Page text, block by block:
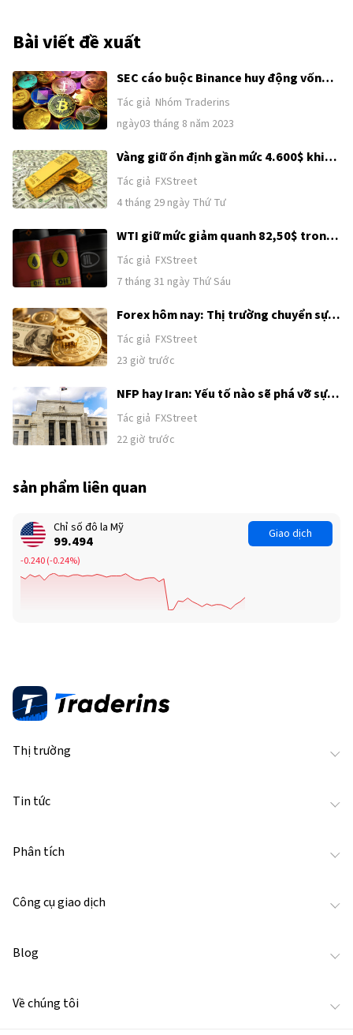
Bài viết đề xuất
SEC cáo buộc Binance huy động vốn
trái phép, thị trường Crypto chao đảo
đầu tuần
Tác giả Nhóm Traderins
ngày03 tháng 8 năm 2023
Vàng giữ ổn định gần mức 4.600$ khi
quyết định lãi suất của Fed sắp công
bố
Tác giả FXStreet
4 tháng 29 ngày Thứ Tư
WTI giữ mức giảm quanh 82,50$ trong
bối cảnh hy vọng ngoại giao Mỹ-Iran
được khơi lại
Tác giả FXStreet
7 tháng 31 ngày Thứ Sáu
Forex hôm nay: Thị trường chuyển sự
chú ý từ Trung Đông sang Bảng lương
phi nông nghiệp của Mỹ
Tác giả FXStreet
23 giờ trước
NFP hay Iran: Yếu tố nào sẽ phá vỡ sự
tích luỹ của Chỉ số đô la Mỹ?
Tác giả FXStreet
22 giờ trước
sản phẩm liên quan
Chỉ số đô la Mỹ
99.494
-0.240(-0.24%)
Giao dịch
Thị trường
Tin tức
Phân tích
Công cụ giao dịch
Blog
Về chúng tôi